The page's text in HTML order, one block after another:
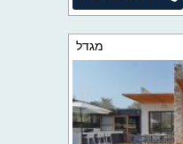
מגדל